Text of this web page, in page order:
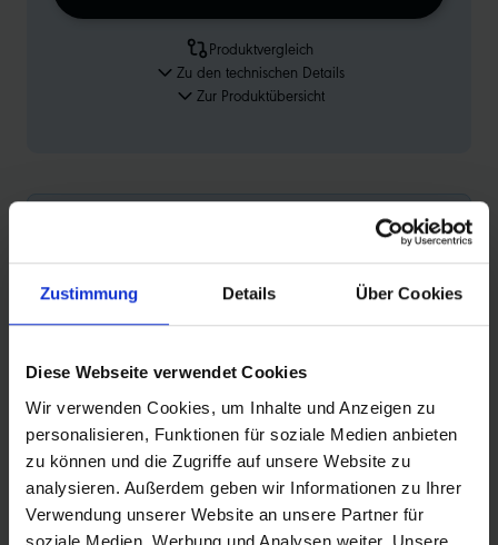
Zustimmung Details Über Cookies
Diese Webseite verwendet Cookies
Wir verwenden Cookies, um Inhalte und Anzeigen zu
personalisieren, Funktionen für soziale Medien anbieten
zu können und die Zugriffe auf unsere Website zu
analysieren. Außerdem geben wir Informationen zu Ihrer
Verwendung unserer Website an unsere Partner für
soziale Medien, Werbung und Analysen weiter. Unsere
Produktvergleich
Zu den technischen Details
Zur Produktübersicht
FAIR RUBBER
Schwalbe ist der erste Reifenhersteller, der fair
gehandelten Kautschuk verwendet. Pro Kilo Kautschuk
zahlt Schwalbe eine Fair Rubber Prämie, die